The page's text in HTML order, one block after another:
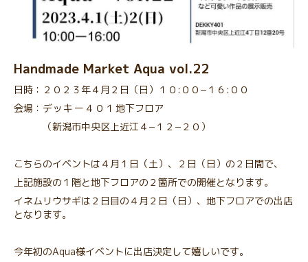
Handmade Market Aqua vol.22
日時：２０２３年４月２日（日）１０:００−１６:００
会場： デッキー４０１地下フロア
（新潟市中央区上近江４−１２−２０）
こちらのイベントは４月１日（土）、２日（日）の２日間で、
上記施設の１階と地下フロアの２箇所での開催となります。
イネムリウサギは２日目の４月２日（日）、地下フロアでの出店
となります。
今年初のAqua様イベントに出店決定して嬉しいです。